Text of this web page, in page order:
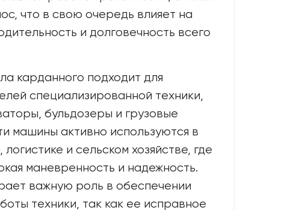
что в свою очередь влияет на
и долговечность всего
карданного подходит для
специализированной техники,
бульдозеры и грузовые
машины активно используются в
и сельском хозяйстве, где
маневренность и надежность.
важную роль в обеспечении
техники, так как ее исправное